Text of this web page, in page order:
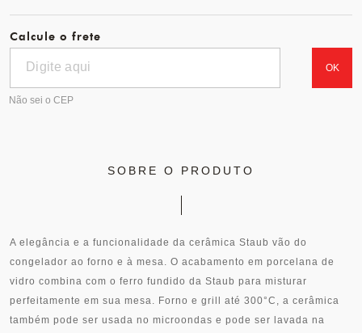
Calcule o frete
OK
Não sei o CEP
SOBRE O PRODUTO
A elegância e a funcionalidade da cerâmica Staub vão do
congelador ao forno e à mesa. O acabamento em porcelana de
vidro combina com o ferro fundido da Staub para misturar
perfeitamente em sua mesa. Forno e grill até 300°C, a cerâmica
também pode ser usada no microondas e pode ser lavada na